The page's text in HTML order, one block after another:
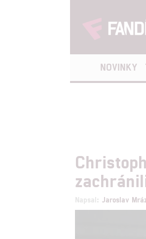
NOVINKY
Napsal: Jaroslav